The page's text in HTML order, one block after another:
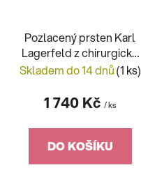
Pozlacený prsten Karl
Lagerfeld z chirurgické
oceli KLAYC53
Skladem do 14 dnů(1 ks)
1 740 Kč / ks
DO KOŠÍKU